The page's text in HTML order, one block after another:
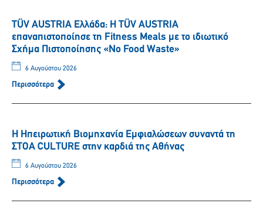
TÜV AUSTRIA Ελλάδα: Η TÜV AUSTRIA
επαναπιστοποίησε τη Fitness Meals με το ιδιωτικό
Σχήμα Πιστοποίησης «No Food Waste»
6 Αυγούστου 2026
Περισσότερα
Η Ηπειρωτική Βιομηχανία Εμφιαλώσεων συναντά τη
ΣΤΟΑ CULTURE στην καρδιά της Αθήνας
6 Αυγούστου 2026
Περισσότερα